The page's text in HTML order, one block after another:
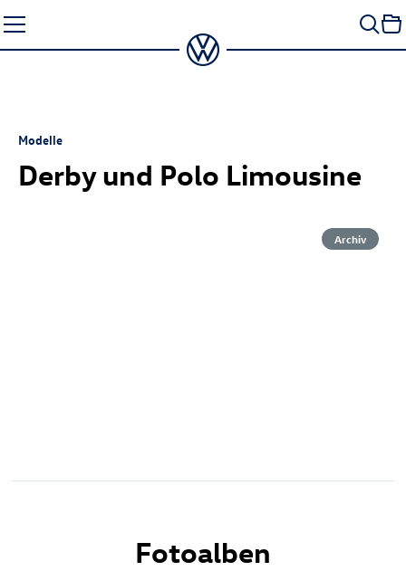
Seiteninhalt
springen
Modelle
Derby und Polo Limousine
Archiv
Fotoalben